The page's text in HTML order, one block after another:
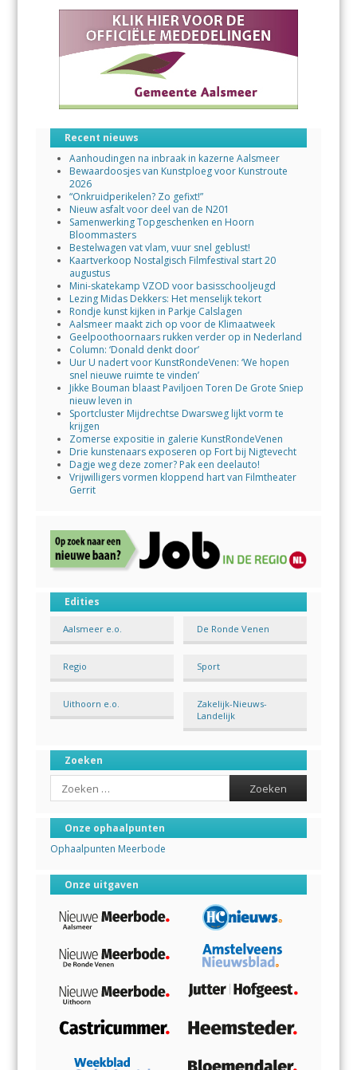
Recent nieuws
Aanhoudingen na inbraak in kazerne Aalsmeer
Bewaardoosjes van Kunstploeg voor Kunstroute
2026
“Onkruidperikelen? Zo gefixt!”
Nieuw asfalt voor deel van de N201
Samenwerking Topgeschenken en Hoorn
Bloommasters
Bestelwagen vat vlam, vuur snel geblust!
Kaartverkoop Nostalgisch Filmfestival start 20
augustus
Mini-skatekamp VZOD voor basisschooljeugd
Lezing Midas Dekkers: Het menselijk tekort
Rondje kunst kijken in Parkje Calslagen
Aalsmeer maakt zich op voor de Klimaatweek
Geelpoothoornaars rukken verder op in Nederland
Column: ‘Donald denkt door’
Uur U nadert voor KunstRondeVenen: ‘We hopen
snel nieuwe ruimte te vinden’
Jikke Bouman blaast Paviljoen Toren De Grote Sniep
nieuw leven in
Sportcluster Mijdrechtse Dwarsweg lijkt vorm te
krijgen
Zomerse expositie in galerie KunstRondeVenen
Drie kunstenaars exposeren op Fort bij Nigtevecht
Dagje weg deze zomer? Pak een deelauto!
Vrijwilligers vormen kloppend hart van Filmtheater
Gerrit
Edities
Aalsmeer e.o. De Ronde Venen
Regio Sport
Uithoorn e.o.
Zakelijk-Nieuws-
Landelijk
Zoeken
Search
Onze ophaalpunten
Ophaalpunten Meerbode
Onze uitgaven